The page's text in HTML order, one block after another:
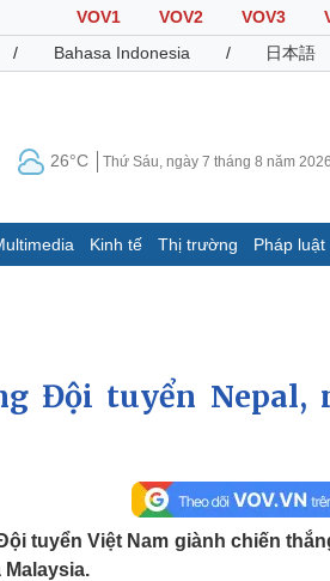
VOV1 VOV2 VOV3
/ Bahasa Indonesia / 日本語
26°C Thứ Sáu, ngày 7 tháng 8 năm 2026
Kinh tế Thị trường Pháp luật
Hồ sơ
Thể thao
Lịch thi đấu bóng đá
Đội tuyển Nepal,
tuyển Việt Nam giành chiến